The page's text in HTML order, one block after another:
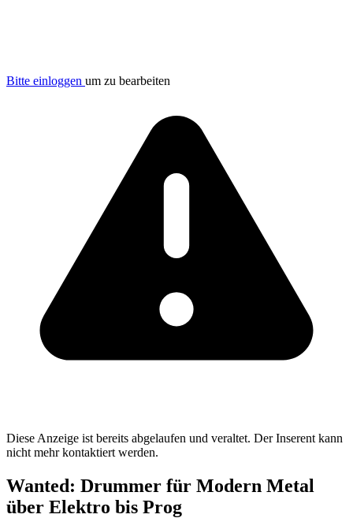
Bitte einloggen um zu bearbeiten
Diese Anzeige ist bereits abgelaufen und veraltet. Der Inserent kann
nicht mehr kontaktiert werden.
Wanted: Drummer für Modern Metal
über Elektro bis Prog